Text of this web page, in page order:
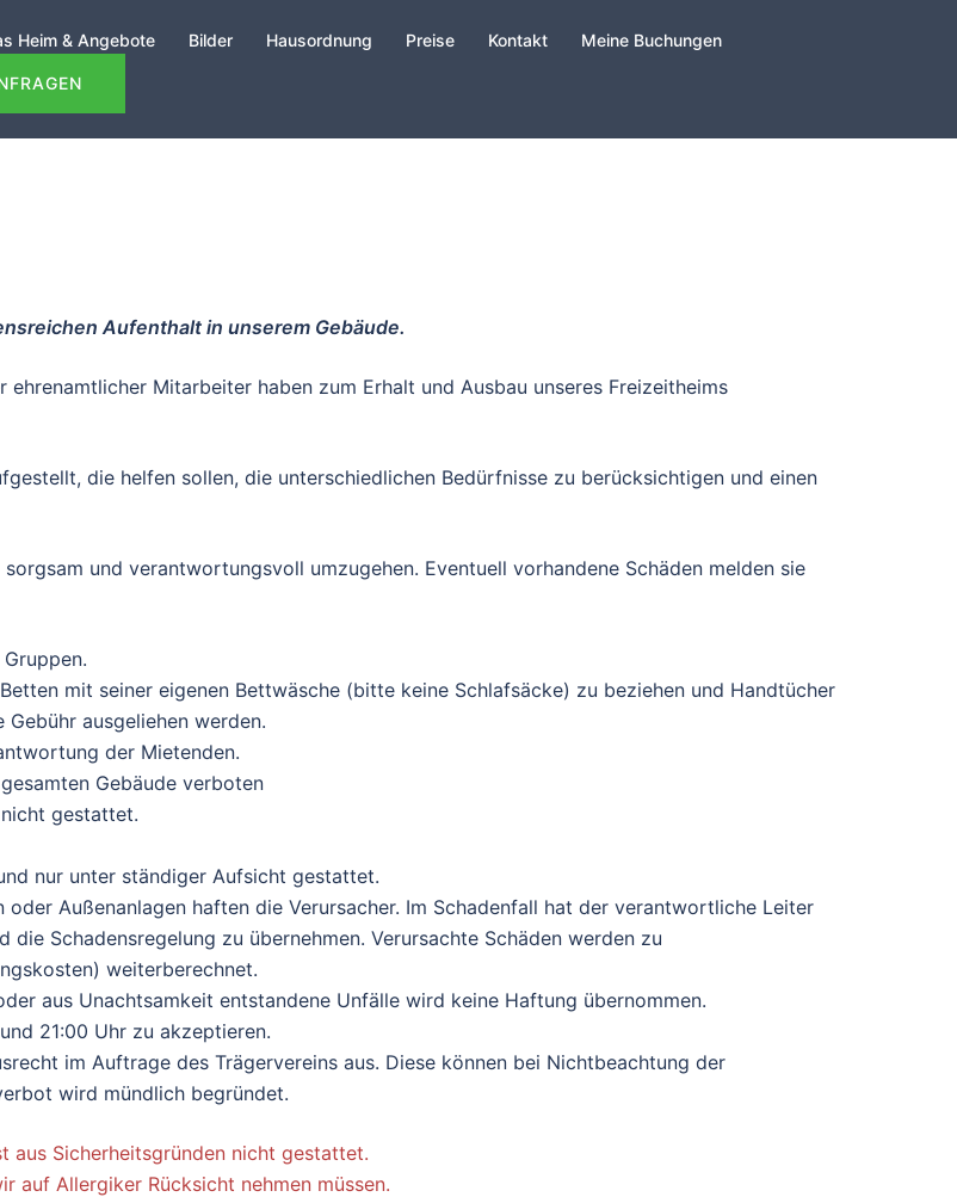
Heim & Angebote Bilder Hausordnung Preise Kontakt Meine Buchungen
Aufenthalt in unserem Gebäude.
Mitarbeiter haben zum Erhalt und Ausbau unseres Freizeitheims
die helfen sollen, die unterschiedlichen Bedürfnisse zu berücksichtigen und einen
und verantwortungsvoll umzugehen. Eventuell vorhandene Schäden melden sie
mit seiner eigenen Bettwäsche (bitte keine Schlafsäcke) zu beziehen und Handtücher
ausgeliehen werden.
der Mietenden.
Gebäude verboten
gestattet.
nur unter ständiger Aufsicht gestattet.
oder Außenanlagen haften die Verursacher. Im Schadenfall hat der verantwortliche Leiter
Schadensregelung zu übernehmen. Verursachte Schäden werden zu
weiterberechnet.
aus Unachtsamkeit entstandene Unfälle wird keine Haftung übernommen.
21:00 Uhr zu akzeptieren.
im Auftrage des Trägervereins aus. Diese können bei Nichtbeachtung der
wird mündlich begründet.
aus Sicherheitsgründen nicht gestattet.
auf Allergiker Rücksicht nehmen müssen.